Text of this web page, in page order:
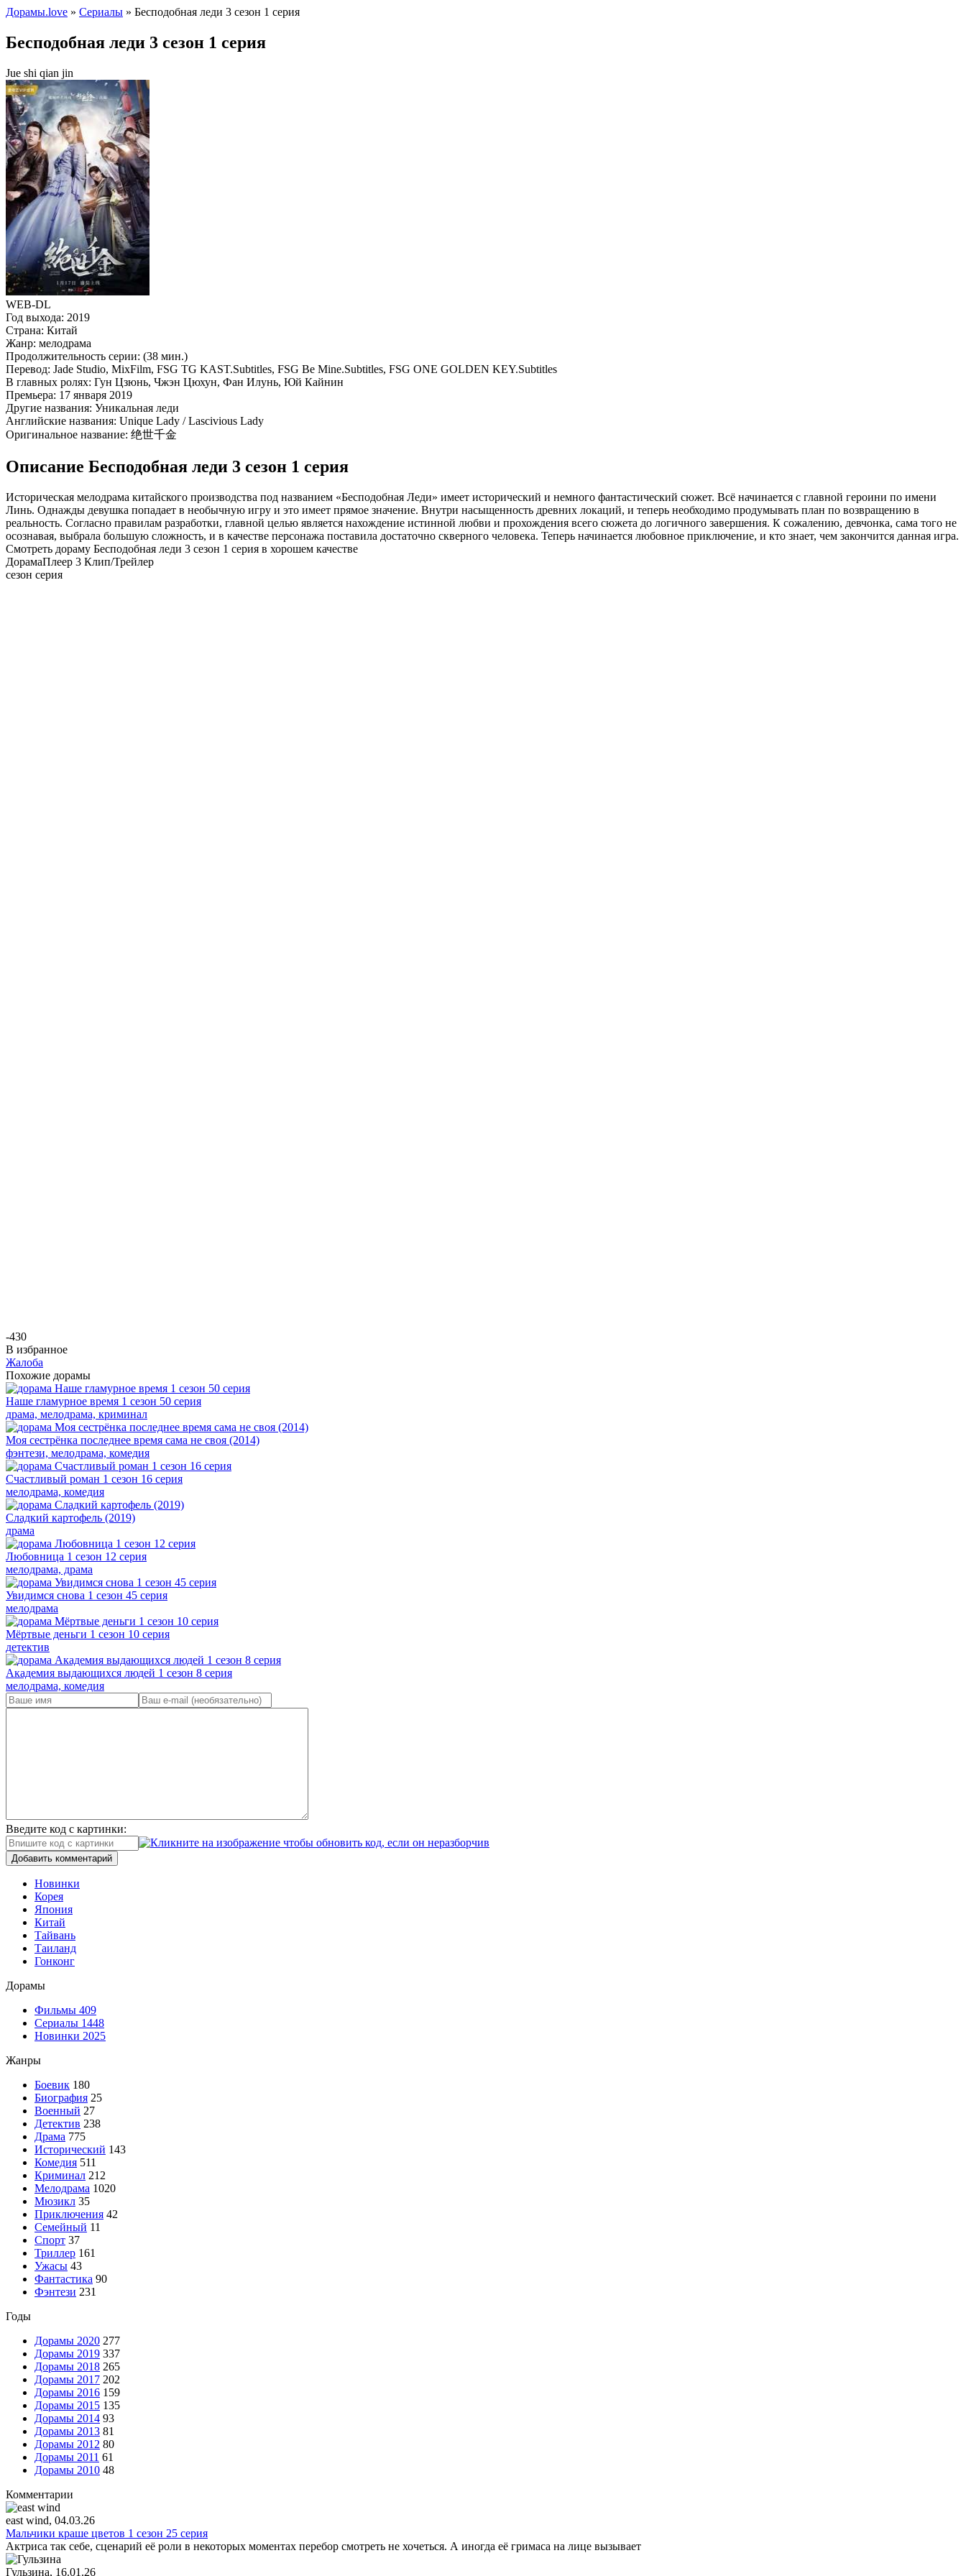
Дорамы.love » Сериалы » Бесподобная леди 3 сезон 1 серия
Бесподобная леди 3 сезон 1 серия
Jue shi qian jin
WEB-DL
Год выхода: 2019
Страна: Китай
Жанр: мелодрама
Продолжительность серии: (38 мин.)
Перевод: Jade Studio, MixFilm, FSG TG KAST.Subtitles, FSG Be Mine.Subtitles, FSG ONE GOLDEN KEY.Subtitles
В главных ролях: Гун Цзюнь, Чжэн Цюхун, Фан Илунь, Юй Кайнин
Премьера: 17 января 2019
Другие названия: Уникальная леди
Английские названия: Unique Lady / Lascivious Lady
Оригинальное название: 绝世千金
Описание Бесподобная леди 3 сезон 1 серия
Историческая мелодрама китайского производства под названием «Бесподобная Леди» имеет исторический и немного фантастический сюжет. Всё начинается с главной героини по имени
Линь. Однажды девушка попадает в необычную игру и это имеет прямое значение. Внутри насыщенность древних локаций, и теперь необходимо продумывать план по возвращению в
реальность. Согласно правилам разработки, главной целью является нахождение истинной любви и прохождения всего сюжета до логичного завершения. К сожалению, девчонка, сама того не
осознавая, выбрала большую сложность, и в качестве персонажа поставила достаточно скверного человека. Теперь начинается любовное приключение, и кто знает, чем закончится данная игра.
Смотреть дораму Бесподобная леди 3 сезон 1 серия в хорошем качестве
ДорамаПлеер 3 Клип/Трейлер
сезон серия
-430
В избранное
Жалоба
Похожие дорамы
Наше гламурное время 1 сезон 50 серия
драма, мелодрама, криминал
Моя сестрёнка последнее время сама не своя (2014)
фэнтези, мелодрама, комедия
Счастливый роман 1 сезон 16 серия
мелодрама, комедия
Сладкий картофель (2019)
драма
Любовница 1 сезон 12 серия
мелодрама, драма
Увидимся снова 1 сезон 45 серия
мелодрама
Мёртвые деньги 1 сезон 10 серия
детектив
Академия выдающихся людей 1 сезон 8 серия
мелодрама, комедия
Введите код с картинки:
Добавить комментарий
Новинки
Корея
Япония
Китай
Тайвань
Таиланд
Гонконг
Дорамы
Фильмы 409
Сериалы 1448
Новинки 2025
Жанры
Боевик 180
Биография 25
Военный 27
Детектив 238
Драма 775
Исторический 143
Комедия 511
Криминал 212
Мелодрама 1020
Мюзикл 35
Приключения 42
Семейный 11
Спорт 37
Триллер 161
Ужасы 43
Фантастика 90
Фэнтези 231
Годы
Дорамы 2020 277
Дорамы 2019 337
Дорамы 2018 265
Дорамы 2017 202
Дорамы 2016 159
Дорамы 2015 135
Дорамы 2014 93
Дорамы 2013 81
Дорамы 2012 80
Дорамы 2011 61
Дорамы 2010 48
Комментарии
east wind, 04.03.26
Мальчики краше цветов 1 сезон 25 серия
Актриса так себе, сценарий её роли в некоторых моментах перебор смотреть не хочеться. А иногда её гримаса на лице вызывает
Гульзина, 16.01.26